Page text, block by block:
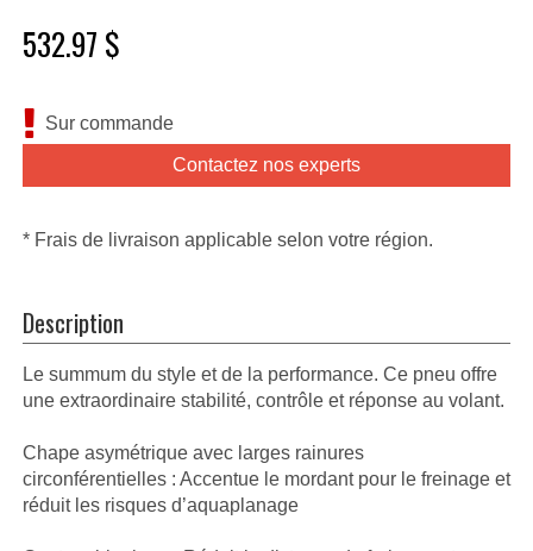
532.97 $
Sur commande
Contactez nos experts
* Frais de livraison applicable selon votre région.
Description
Le summum du style et de la performance. Ce pneu offre
une extraordinaire stabilité, contrôle et réponse au volant.
Chape asymétrique avec larges rainures
circonférentielles : Accentue le mordant pour le freinage et
réduit les risques d’aquaplanage